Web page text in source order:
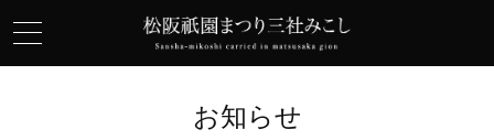
お知らせ